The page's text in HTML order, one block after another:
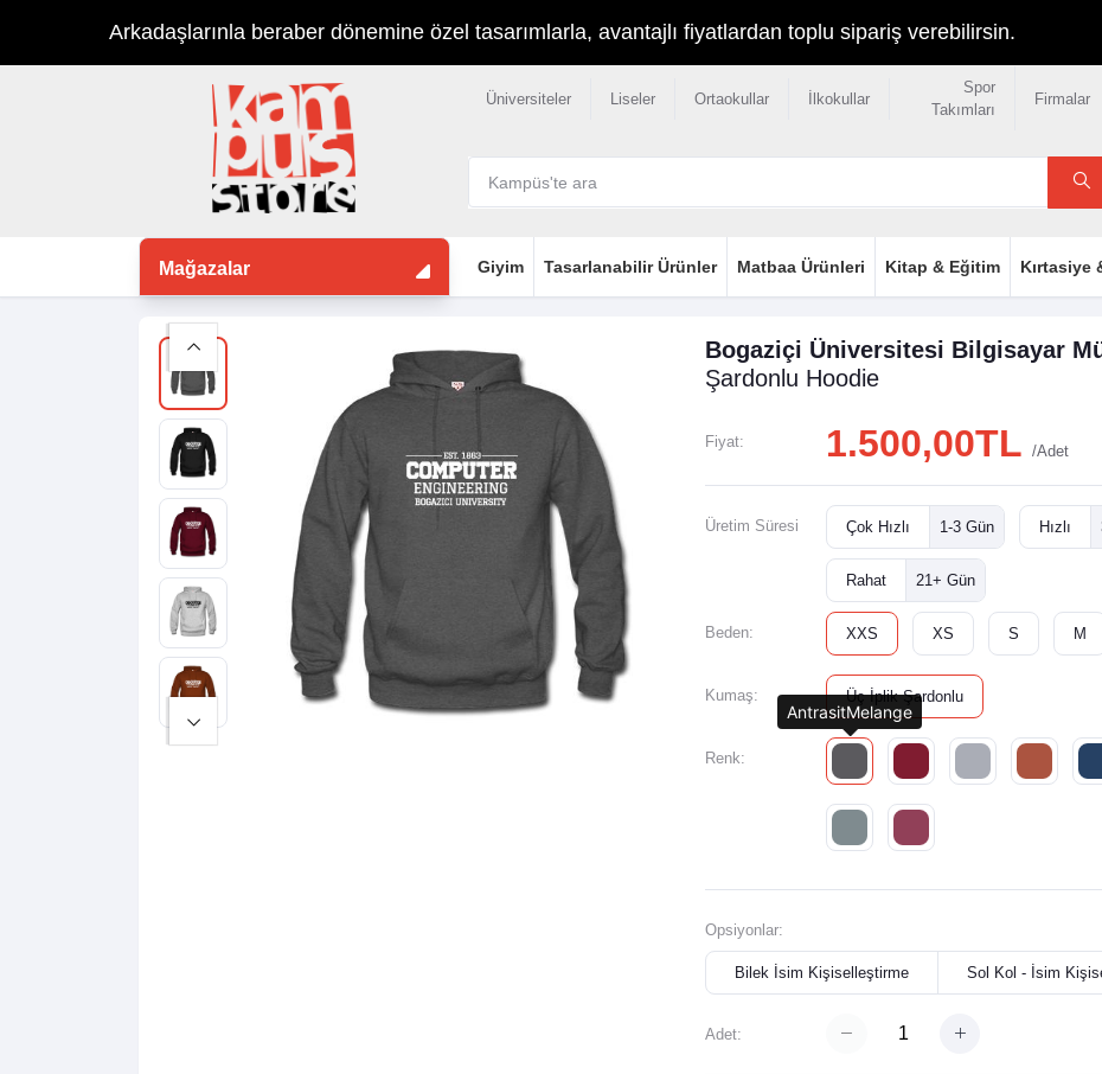
Arkadaşlarınla beraber dönemine özel tasarımlarla, avantajlı fiyatlardan toplu sipariş verebilirsin.
Üniversiteler Liseler Ortaokullar İlkokullar
Spor
Takımları
Firmalar
Mağazalar Giyim Tasarlanabilir Ürünler Matbaa Ürünleri Kitap & Eğitim Kırtasiye
Bogaziçi Üniversitesi Bilgisayar
Şardonlu Hoodie
Fiyat: 1.500,00TL/Adet
Üretim Süresi Çok Hızlı 1-3 Gün Hızlı
Rahat 21+ Gün
Beden: XXS XS S M
Kumaş: Üç İplik Şardonlu
Renk:
Opsiyonlar:
Bilek İsim Kişiselleştirme Sol Kol - İsim
Adet:
AntrasitMelange